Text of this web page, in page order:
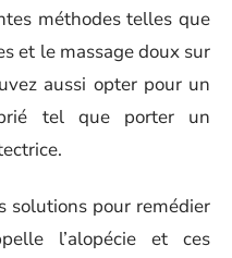
méthodes telles que
et le massage doux sur
aussi opter pour un
tel que porter un
solutions pour remédier
l’alopécie et ces